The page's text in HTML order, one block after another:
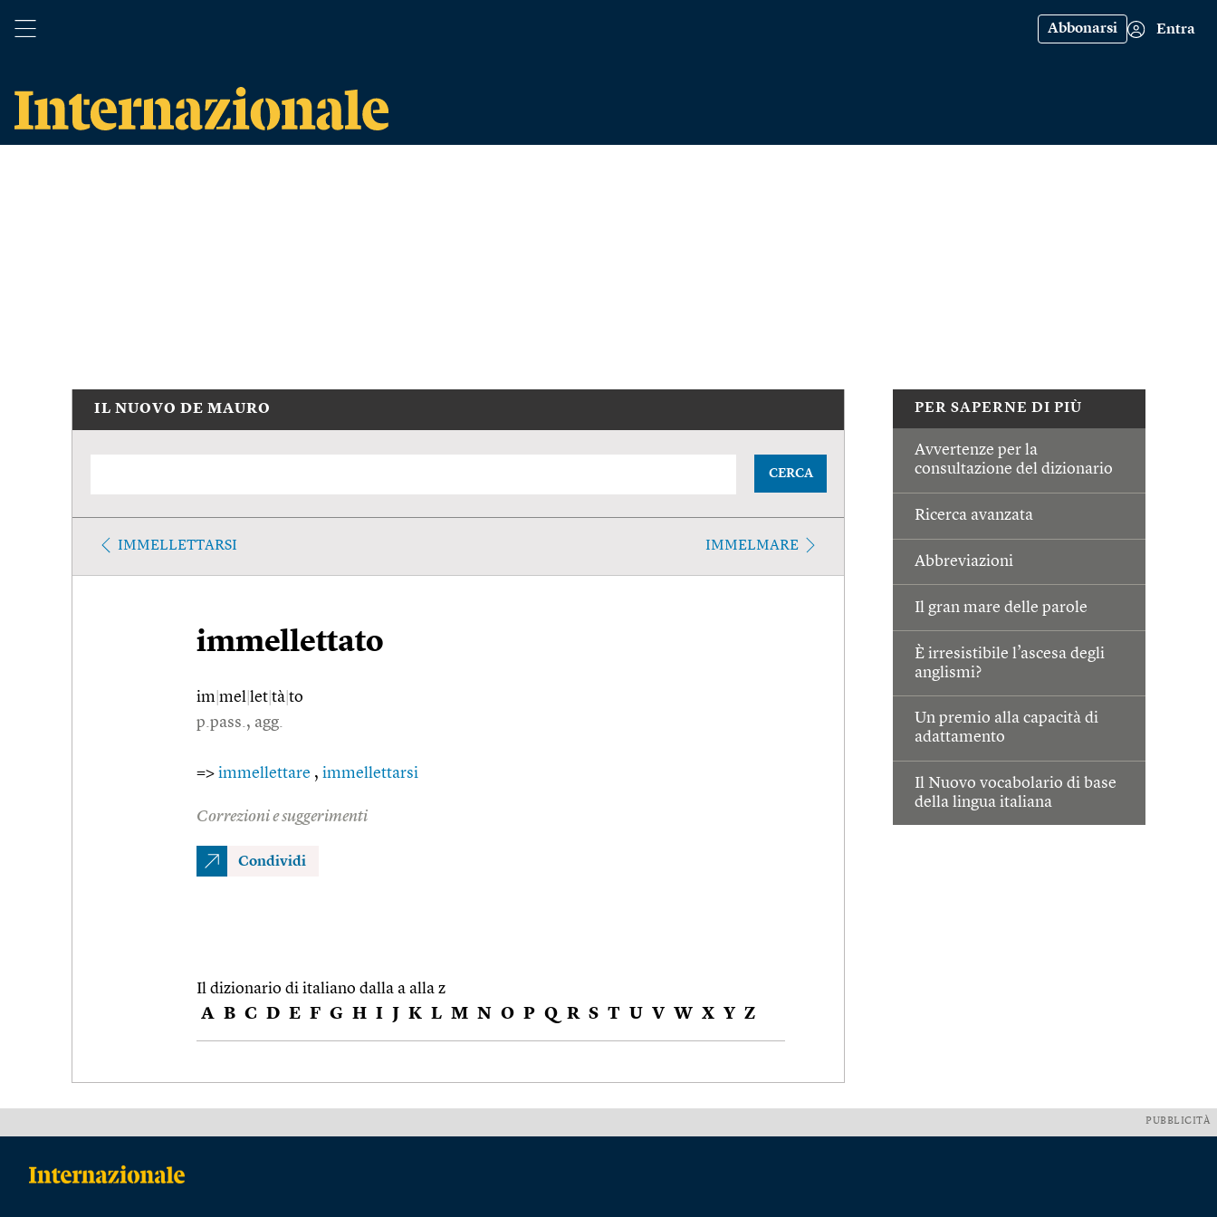
Abbonarsi Entra
PER SAPERNE DI PIÙ
Avvertenze per la
consultazione del dizionario
Ricerca avanzata
Abbreviazioni
Il gran mare delle parole
È irresistibile l’ascesa degli
anglismi?
Un premio alla capacità di
adattamento
Il Nuovo vocabolario di base
della lingua italiana
IL NUOVO DE MAURO
CERCA
IMMELLETTARSI IMMELMARE
immellettato
im mel let tà to
p.pass., agg.
=> immellettare , immellettarsi
Correzioni e suggerimenti
Condividi
Il dizionario di italiano dalla a alla z
A B C D E F G H I J K L M N O P Q R S T U V W X Y Z
PUBBLICITÀ